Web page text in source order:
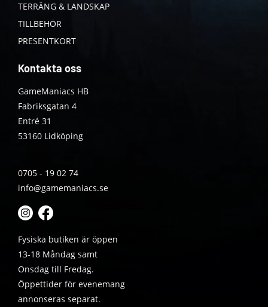
TERRÄNG & LANDSKAP
TILLBEHÖR
PRESENTKORT
Kontakta oss
GameManiacs HB
Fabriksgatan 4
Entré 31
53160 Lidköping
0705 - 19 02 74
info@gamemaniacs.se
Fysiska butiken är öppen
13-18 Måndag samt
Onsdag till Fredag.
Öppettider för evenemang
annonseras separat.